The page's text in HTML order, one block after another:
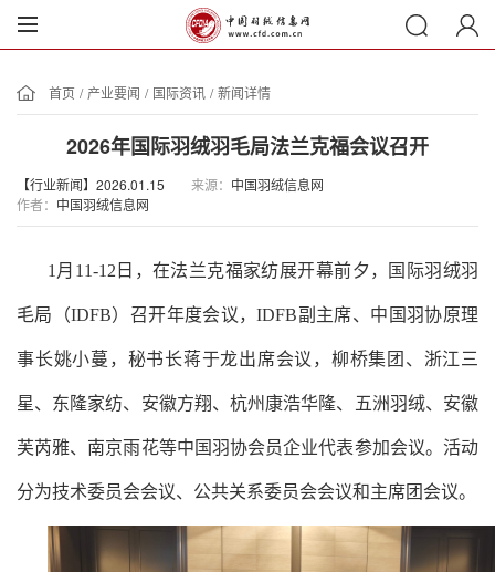
首页 / 产业要闻 / 国际资讯 / 新闻详情
2026年国际羽绒羽毛局法兰克福会议召开
【行业新闻】2026.01.15 来源： 中国羽绒信息网
作者： 中国羽绒信息网
1月11-12日，在法兰克福家纺展开幕前夕，国际羽绒羽
毛局（IDFB）召开年度会议，IDFB副主席、中国羽协原理
事长姚小蔓，秘书长蒋于龙出席会议，柳桥集团、浙江三
星、东隆家纺、安徽方翔、杭州康浩华隆、五洲羽绒、安徽
芙芮雅、南京雨花等中国羽协会员企业代表参加会议。活动
分为技术委员会会议、公共关系委员会会议和主席团会议。